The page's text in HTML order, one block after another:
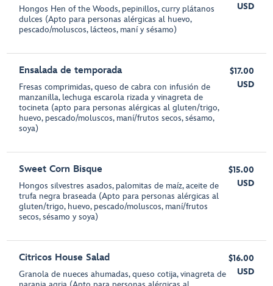
Hongos Hen of the Woods, pepinillos, curry plátanos
dulces (Apto para personas alérgicas al huevo,
pescado/moluscos, lácteos, maní y sésamo)
USD
Ensalada de temporada
Fresas comprimidas, queso de cabra con infusión de
manzanilla, lechuga escarola rizada y vinagreta de
tocineta (apto para personas alérgicas al gluten/trigo,
huevo, pescado/moluscos, maní/frutos secos, sésamo,
soya)
$17.00
USD
Sweet Corn Bisque
Hongos silvestres asados, palomitas de maíz, aceite de
trufa negra braseada (Apto para personas alérgicas al
gluten/trigo, huevo, pescado/moluscos, maní/frutos
secos, sésamo y soya)
$15.00
USD
Citricos House Salad
Granola de nueces ahumadas, queso cotija, vinagreta de
$16.00
USD